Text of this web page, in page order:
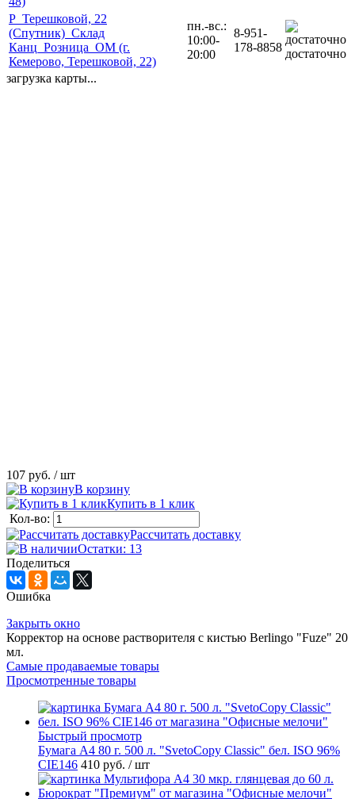
Р_Терешковой, 22
(Спутник)_Склад
Канц_Розница_ОМ (г.
Кемерово, Терешковой, 22)
пн.-вс.:
10:00-
20:00
8-951-
178-8858 достаточно
загрузка карты...
107 руб. / шт
В корзину
Купить в 1 клик
Кол-во:
Рассчитать доставку
Остатки: 13
Поделиться
Ошибка
Закрыть окно
Корректор на основе растворителя с кистью Berlingo "Fuze" 20
мл.
Самые продаваемые товары
Просмотренные товары
Быстрый просмотр
Бумага А4 80 г. 500 л. "SvetoCopy Classic" бел. ISO 96%
CIE146 410 руб. / шт